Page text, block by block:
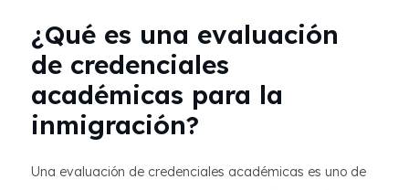
¿Qué es una evaluación
de credenciales
académicas para la
inmigración?
Una evaluación de credenciales académicas es uno de